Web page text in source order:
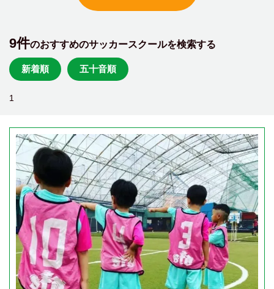
9件のおすすめのサッカースクールを検索する
新着順 五十音順
1